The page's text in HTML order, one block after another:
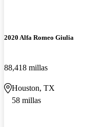
2020 Alfa Romeo Giulia
88,418 millas
Houston, TX
58 millas